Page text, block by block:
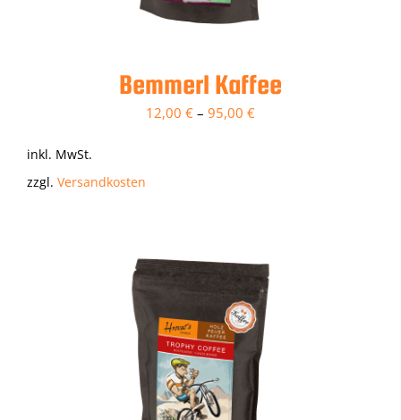
Bemmerl Kaffee
12,00 € – 95,00 €
inkl. MwSt.
zzgl. Versandkosten